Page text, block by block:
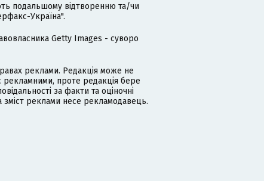
подальшому відтворенню та/чи
Україна".
Getty Images - суворо
реклами. Редакція може не
проте редакція бере
за факти та оціночні
зміст реклами несе рекламодавець.